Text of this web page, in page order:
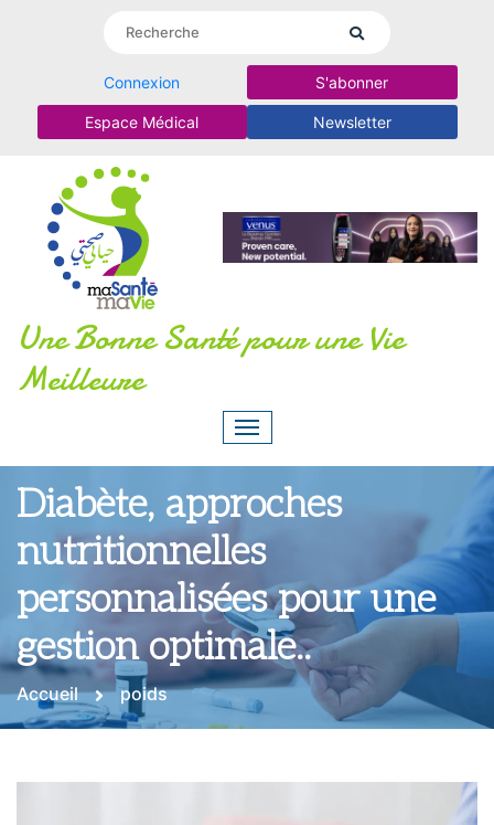
Connexion S'abonner
Espace Médical Newsletter
Une Bonne Santé pour une Vie
Meilleure
Diabète, approches
nutritionnelles
personnalisées pour une
gestion optimale..
Accueil poids